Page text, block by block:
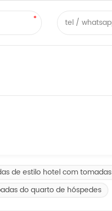
de estilo hotel com tomadas
do quarto de hóspedes